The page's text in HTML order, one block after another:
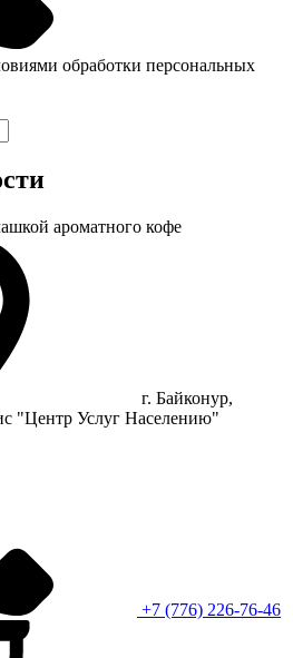
обработки персональных
ароматного кофе
г. Байконур,
"Центр Услуг Населению"
+7 (776) 226-76-46